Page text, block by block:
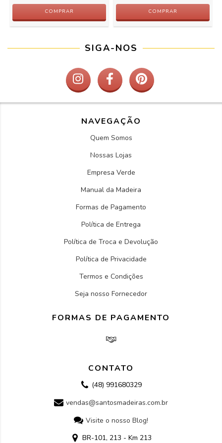
COMPRAR COMPRAR
SIGA-NOS
NAVEGAÇÃO
Quem Somos
Nossas Lojas
Empresa Verde
Manual da Madeira
Formas de Pagamento
Política de Entrega
Política de Troca e Devolução
Política de Privacidade
Termos e Condições
Seja nosso Fornecedor
FORMAS DE PAGAMENTO
CONTATO
(48) 991680329
vendas@santosmadeiras.com.br
Visite o nosso Blog!
BR-101, 213 - Km 213